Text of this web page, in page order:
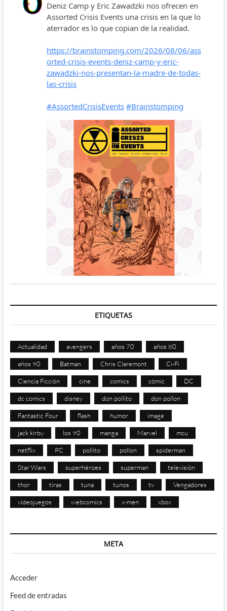
ETIQUETAS
Actualidad avengers años 70 años 80
años 90 Batman Chris Claremont Ci-Fi
Ciencia Ficción cine comics cómic DC
dc comics disney don pollito don pollon
Fantastic Four flash humor image
jack kirby los 90 manga Marvel mcu
netflix PC pollito pollon spiderman
Star Wars superhéroes superman televisión
thor tiras tuna tunos tv Vengadores
videojuegos webcomics x-men xbox
META
Acceder
Feed de entradas